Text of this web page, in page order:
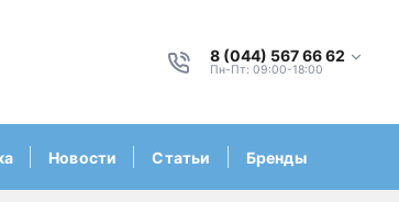
8 (044) 567 66 62
Пн-Пт: 09:00-18:00
Новости Статьи Бренды